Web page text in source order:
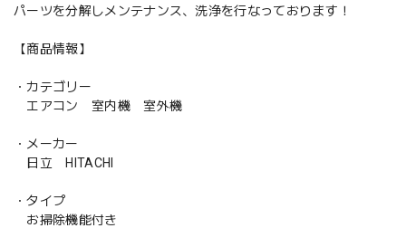
パーツを分解しメンテナンス、洗浄を行なっております！
【商品情報】
・カテゴリー
エアコン 室内機 室外機
・メーカー
日立 HITACHI
・タイプ
お掃除機能付き